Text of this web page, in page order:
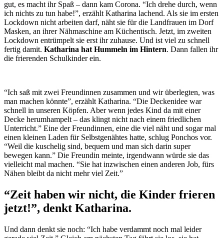
gut, es macht ihr Spaß – dann kam Corona. “Ich drehe durch, wenn
ich nichts zu tun habe!”, erzählt Katharina lachend. Als sie im ersten
Lockdown nicht arbeiten darf, näht sie für die Landfrauen im Dorf
Masken, an ihrer Nähmaschine am Küchentisch. Jetzt, im zweiten
Lockdown entrümpelt sie erst ihr zuhause. Und ist viel zu schnell
fertig damit. Katharina hat Hummeln im Hintern. Dann fallen ihr
die frierenden Schulkinder ein.
“Ich saß mit zwei Freundinnen zusammen und wir überlegten, was
man machen könnte”, erzählt Katharina. “Die Deckenidee war
schnell in unseren Köpfen. Aber wenn jedes Kind da mit einer
Decke herumhampelt – das klingt nicht nach einem friedlichen
Unterricht.” Eine der Freundinnen, eine die viel näht und sogar mal
einen kleinen Laden für Selbstgenähtes hatte, schlug Ponchos vor.
“Weil die kuschelig sind, bequem und man sich darin super
bewegen kann.” Die Freundin meinte, irgendwann würde sie das
vielleicht mal machen. “Sie hat inzwischen einen anderen Job, fürs
Nähen bleibt da nicht mehr viel Zeit.”
“Zeit haben wir nicht, die Kinder frieren
jetzt!”, denkt Katharina.
Und dann denkt sie noch: “Ich habe verdammt noch mal leider